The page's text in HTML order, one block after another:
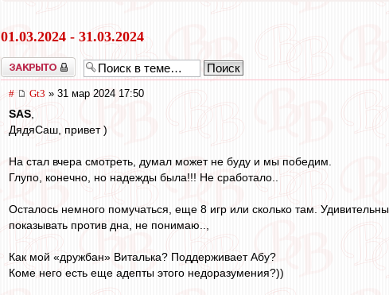
01.03.2024 - 31.03.2024
Закрыто
# Gt3 » 31 мар 2024 17:50
SAS,
ДядяСаш, привет )
На стал вчера смотреть, думал может не буду и мы победим.
Глупо, конечно, но надежды была!!! Не сработало..
Осталось немного помучаться, еще 8 игр или сколько там.
показывать против дна, не понимаю..,
Как мой «дружбан» Виталька? Поддерживает Абу?
Коме него есть еще адепты этого недоразумения?))